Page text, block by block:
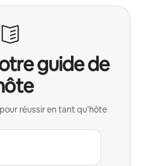
guide de
réussir en tant qu'hôte